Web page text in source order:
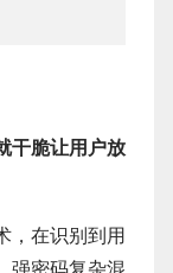
干脆让用户放
，在识别到用